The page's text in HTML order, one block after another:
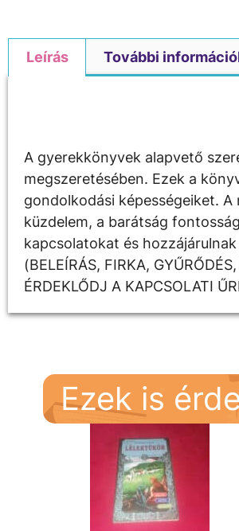
Leírás További
A gyerekkönyvek alapvető
megszeretésében. Ezek a
gondolkodási képességeiket.
küzdelem, a barátság
kapcsolatokat és hozzájárulnak
(BELEÍRÁS, FIRKA,
ÉRDEKLŐDJ A KAPCSOLATI
Ezek is